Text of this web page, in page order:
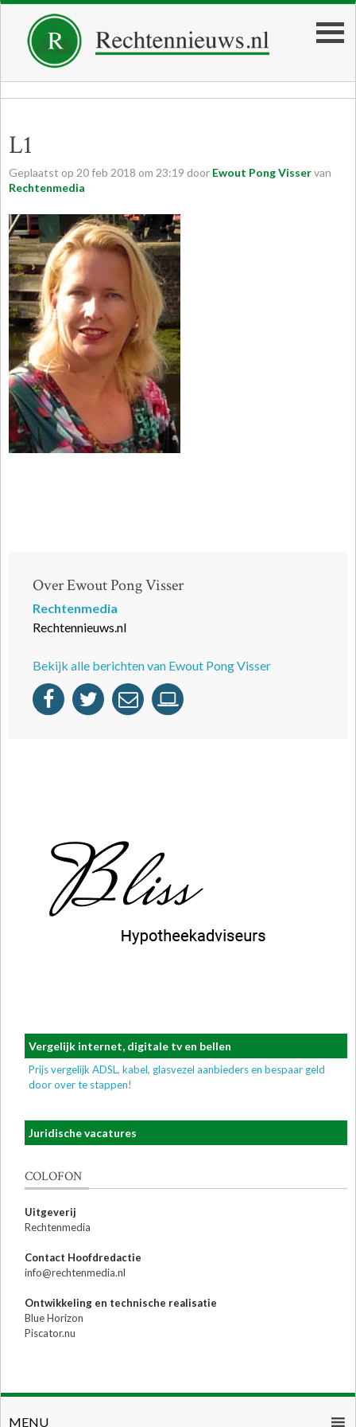
L1
Geplaatst op 20feb 2018 om 23:19 door Ewout Pong Visservan
Rechtenmedia
Over Ewout Pong Visser
Rechtenmedia
Rechtennieuws.nl
Bekijk alle berichten van Ewout Pong Visser
Vergelijk internet, digitale tv en bellen
Prijs vergelijk ADSL, kabel, glasvezel aanbieders en bespaar geld
door over te stappen!
Juridische vacatures
COLOFON
Uitgeverij
Rechtenmedia
Contact Hoofdredactie
info@rechtenmedia.nl
Ontwikkeling en technische realisatie
Blue Horizon
Piscator.nu
MENU